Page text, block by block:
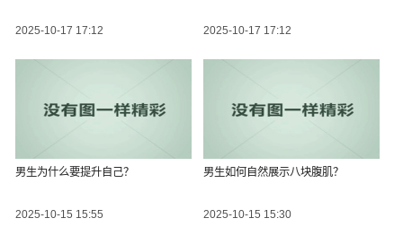
2025-10-17 17:12 2025-10-17 17:12
男生为什么要提升自己？
2025-10-15 15:55
男生如何自然展示八块腹肌？
2025-10-15 15:30